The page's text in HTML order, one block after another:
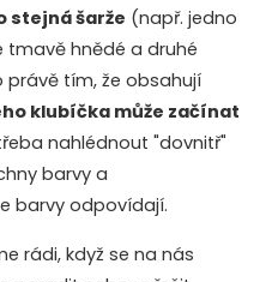
stejná šarže (např. jedno
tmavě hnědé a druhé
tím, že obsahují
klubíčka může začínat
nahlédnout "dovnitř"
barvy a
barvy odpovídají.
rádi, když se na nás